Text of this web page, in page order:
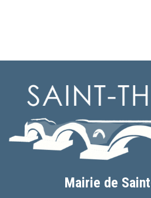
Mairie de